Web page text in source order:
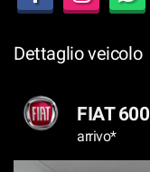
Dettaglio veicolo
FIAT 600
arrivo*
Il
pannello
ti
di
esprimere